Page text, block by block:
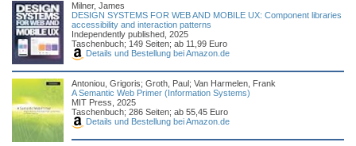
Milner, James
DESIGN SYSTEMS FOR WEB AND MOBILE UX: Component libraries
accessibility and interaction patterns
Independently published, 2025
Taschenbuch; 149 Seiten; ab 11,99 Euro
Details und Bestellung bei Amazon.de
Antoniou, Grigoris; Groth, Paul; Van Harmelen, Frank
A Semantic Web Primer (Information Systems)
MIT Press, 2025
Taschenbuch; 286 Seiten; ab 55,45 Euro
Details und Bestellung bei Amazon.de